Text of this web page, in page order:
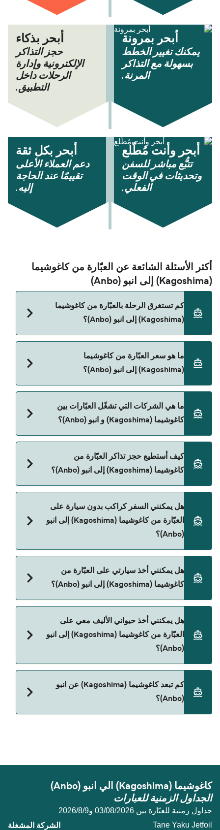
أبحر بمرونة
يمكنك تغيير الخطط
بسهولة مع التذاكر
المرنة.
أبحر بذكاء
حجز التذاكر
الإلكترونية وإدارة
الرحلات داخل
التطبيق.
أبحر وأنت مُطّلع
تتبُّع مباشر للسفن
وتحديثات في الوقت
الفعلي.
أبحر بكل ثقة
دعم العملاء الأعلى
تقييمًا عند الحاجة
إليه.
أكثر الأسئلة الشائعة عن العبّارة من كاغوشيما
(Kagoshima) إلى انبو (Anbo)
كم تستغرق الرحلة بالعبّارة من كاغوشيما
(Kagoshima) إلى انبو (Anbo)؟
(Anbo) تقريباً 2 ساعات 35 دقائق. مدة الإبحار ممكن
تختلف حسب الموسم والشركة، لذلك ننصحك بمراجعة
الأوقات المباشرة باستخدام Direct Ferries Deal
ما هو سعر العبّارة من كاغوشيما
(Kagoshima) إلى انبو (Anbo)؟
يختلف حسب الموسم. متوسط سعر الرحلة هو 1٬198٫85
ما هي الشركات التي تشغّل العبّارات بين
كاغوشيما (Kagoshima) و انبو (Anbo)؟
كاغوشيما (Kagoshima) إلى انبو (Anbo).
كيف أستطيع حجز تذاكر العبّارة من
كاغوشيما (Kagoshima) إلى انبو (Anbo)؟
صفحة العروض لمعرفة أحدث التخفيضات.
هل يمكنني السفر كراكب بدون سيارة على
العبّارة من كاغوشيما (Kagoshima) إلى انبو
(Anbo)؟
نعم، يمكنك السفر كراكب بدون سيارة من كاغوشيما
(Kagoshima) إلى انبو (Anbo) مع:
هل يمكنني أخذ سيارتي على العبّارة من
كاغوشيما (Kagoshima) إلى انبو (Anbo)؟
حالياً لا يُسمح للسيارات بالركوب على العبّارة من
هل يمكنني أخذ حيواني الأليف معي على
العبّارة من كاغوشيما (Kagoshima) إلى انبو
(Anbo)؟
كاغوشيما (Kagoshima) و انبو (Anbo).
كم تبعد كاغوشيما (Kagoshima) عن انبو
(Anbo)؟
كاغوشيما (Kagoshima) الي انبو (Anbo)
الجداول الزمنية للعبارات
جداول زمنية للعبّارة بين 03/08/2026 و9‏/8‏/2026
Tane Yaku Jetfoil